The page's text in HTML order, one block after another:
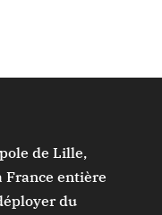
de Lille,
France entière
du